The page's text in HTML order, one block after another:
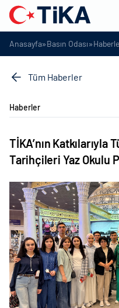
Anasayfa»Basın Odası»
Tüm Haberler
Haberler
TİKA’nın Katkılarıyla
Tarihçileri Yaz Okulu